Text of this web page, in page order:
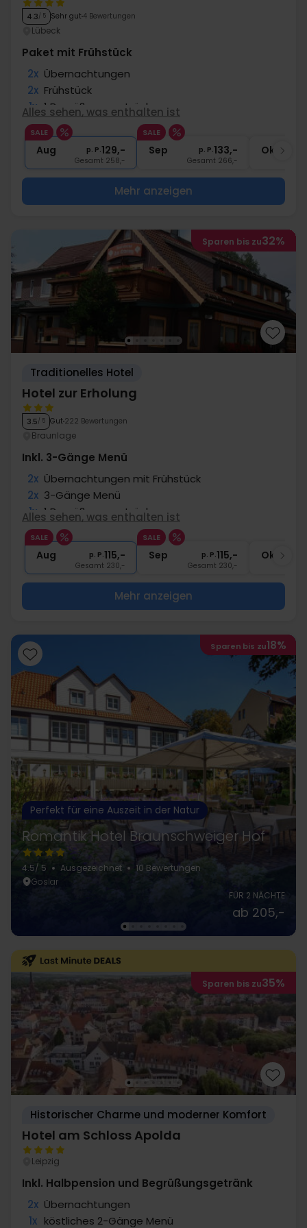
4.3/ 5 Sehr gut 4 Bewertungen
Lübeck
Paket mit Frühstück
2x Übernachtungen
2x Frühstück
1x 1 Begrüßungsgetränk
1x 1 Fl. Wasser bei Anreise pro Zimmer
∞ Gratis Internet
Alles sehen, was enthalten ist
SALE
Aug p. P.129,-
Gesamt 258,-
SALE
Sep p. P.133,-
Gesamt 266,-
Okt
Mehr anzeigen
Sparen bis zu32%
Traditionelles Hotel
Hotel zur Erholung
3.5/ 5 Gut 222 Bewertungen
Braunlage
Inkl. 3-Gänge Menü
2x Übernachtungen mit Frühstück
2x 3-Gänge Menü
1x 1 Begrüßungsgetränk
2x Gratis Internet und Parken
1x Kaffee zum Mitnehmen
Alles sehen, was enthalten ist
SALE
Aug p. P.115,-
Gesamt 230,-
SALE
Sep p. P.115,-
Gesamt 230,-
Okt
Mehr anzeigen
Sparen bis zu18%
Perfekt für eine Auszeit in der Natur
Romantik Hotel Braunschweiger Hof
4.5/ 5 Ausgezeichnet
10 Bewertungen
Goslar
FÜR 2 NÄCHTE
ab 205,-
Sparen bis zu35%
Historischer Charme und moderner Komfort
Hotel am Schloss Apolda
Leipzig
Inkl. Halbpension und Begrüßungsgetränk
2x Übernachtungen
1x köstliches 2-Gänge Menü